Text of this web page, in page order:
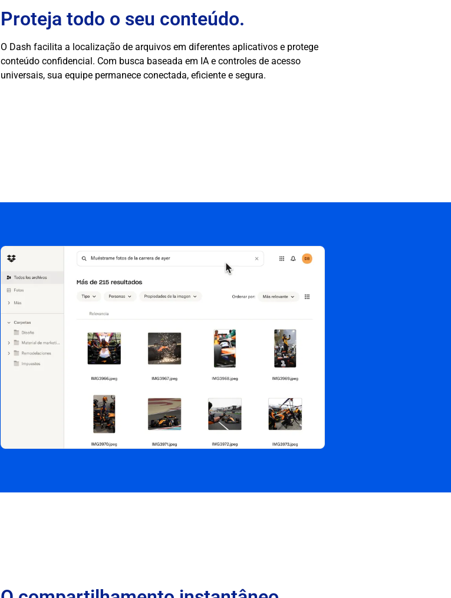
Proteja todo o seu conteúdo.
O Dash facilita a localização de arquivos em diferentes aplicativos e protege
conteúdo confidencial. Com busca baseada em IA e controles de acesso
universais, sua equipe permanece conectada, eficiente e segura.